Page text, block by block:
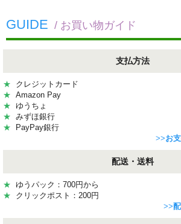
GUIDE / お買い物ガイド
支払方法
★ クレジットカード
★ Amazon Pay
★ ゆうちょ
★ みずほ銀行
★ PayPay銀行
>>お
配送・送料
★ ゆうパック：700円から
★ クリックポスト：200円
>>